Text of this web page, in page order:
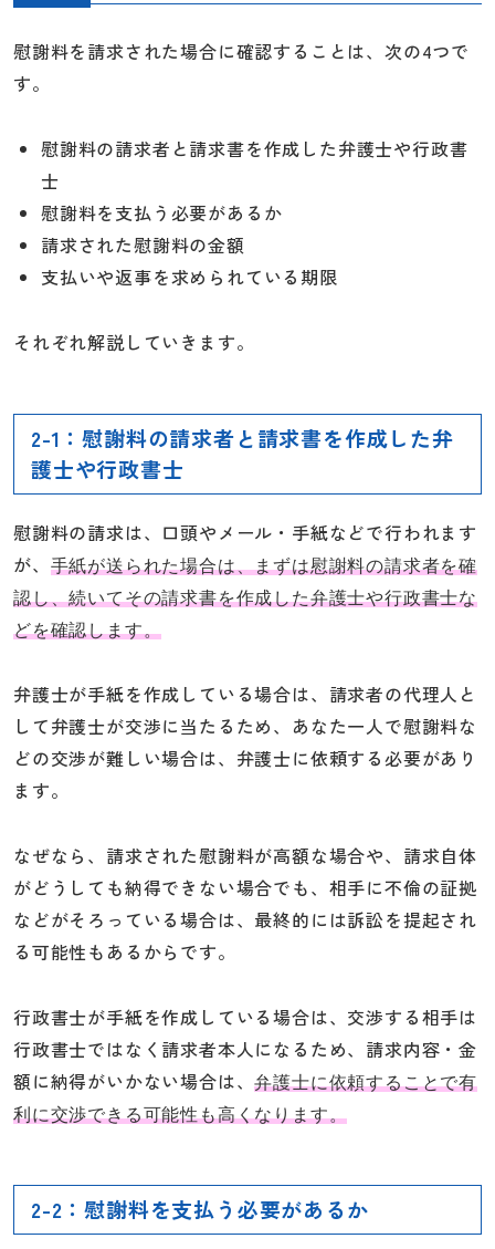
慰謝料を請求された場合に確認することは、次の4つで
す。
慰謝料の請求者と請求書を作成した弁護士や行政書
士
慰謝料を支払う必要があるか
請求された慰謝料の金額
支払いや返事を求められている期限
それぞれ解説していきます。
2-1：慰謝料の請求者と請求書を作成した弁
護士や行政書士
慰謝料の請求は、口頭やメール・手紙などで行われます
が、
手紙が送られた場合は、まずは慰謝料の請求者を確
認し、続いてその請求書を作成した弁護士や行政書士な
どを確認します。
弁護士が手紙を作成している場合は、請求者の代理人と
して弁護士が交渉に当たるため、あなた一人で慰謝料な
どの交渉が難しい場合は、弁護士に依頼する必要があり
ます。
なぜなら、請求された慰謝料が高額な場合や、請求自体
がどうしても納得できない場合でも、相手に不倫の証拠
などがそろっている場合は、最終的には訴訟を提起され
る可能性もあるからです。
行政書士が手紙を作成している場合は、交渉する相手は
行政書士ではなく請求者本人になるため、請求内容・金
額に納得がいかない場合は、弁護士に依頼することで有
利に交渉できる可能性も高くなります。
2-2：慰謝料を支払う必要があるか